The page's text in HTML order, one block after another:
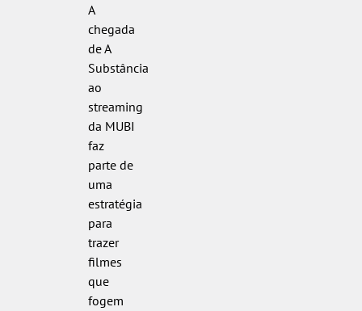
A
chegada
de A
Substância
ao
streaming
da MUBI
faz
parte de
uma
estratégia
para
trazer
filmes
que
fogem